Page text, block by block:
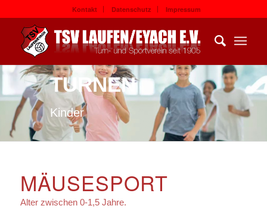
Kontakt Datenschutz Impressum
TURNEN
Kinder
MÄUSESPORT
Alter zwischen 0-1,5 Jahre.